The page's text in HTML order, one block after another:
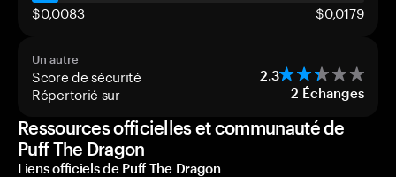
$0,0083 $0,0179
Un autre
Score de sécurité 2.3
Répertorié sur 2 Échanges
Ressources officielles et communauté de
Puff The Dragon
Liens officiels de Puff The Dragon